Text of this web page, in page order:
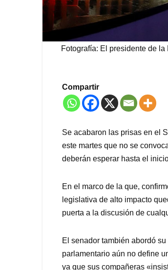
Fotografía: El presidente de
Compartir
Se acabaron las prisas en el
este martes que no se
deberán esperar hasta el
En el marco de la que,
legislativa de alto impacto
puerta a la discusión de
El senador también abordó
parlamentario aún no define
ya que sus compañeras